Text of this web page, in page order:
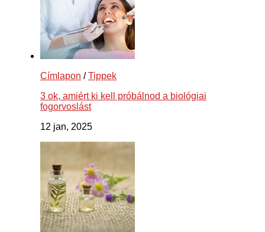
Címlapon /Tippek
3 ok, amiért ki kell próbálnod a biológiai
fogorvoslást
12 jan, 2025